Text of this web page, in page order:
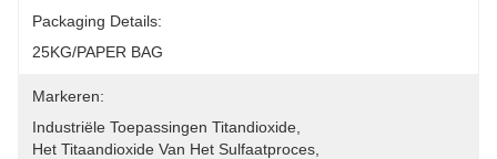
Packaging Details:
25KG/PAPER BAG
Markeren:
Industriële Toepassingen Titandioxide
Het Titaandioxide Van Het Sulfaatproces